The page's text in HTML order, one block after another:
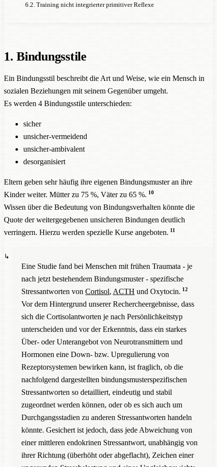
6.2. Training nicht integrierter primitiver Reflexe
1. Bindungsstile
Ein Bindungsstil beschreibt die Art und Weise, wie ein Mensch in
sozialen Beziehungen mit seinem Gegenüber umgeht.
Es werden 4 Bindungsstile unterschieden:
sicher
unsicher-vermeidend
unsicher-ambivalent
desorganisiert
Eltern geben sehr häufig ihre eigenen Bindungsmuster an ihre
Kinder weiter. Mütter zu 75 %, Väter zu 65 %. 10
Wissen über die Bedeutung von Bindungsverhalten könnte die
Quote der weitergegebenen unsicheren Bindungen deutlich
verringern. Hierzu werden spezielle Kurse angeboten. 11
Eine Studie fand bei Menschen mit frühen Traumata - je
nach jetzt bestehendem Bindungsmuster - spezifische
Stressantworten von Cortisol, ACTH und Oxytocin. 12
Vor dem Hintergrund unserer Rechercheergebnisse, dass
sich die Cortisolantworten je nach Persönlichkeitstyp
unterscheiden und vor der Erkenntnis, dass ein starkes
Über- oder Unterangebot von Neurotransmittern und
Hormonen eine Down- bzw. Upregulierung von
Rezeptorsystemen bewirken kann, ist fraglich, ob die
nachfolgend dargestellten bindungsmusterspezifischen
Stressantworten so detailliert, eindeutig und stabil
zugeordnet werden können, oder ob es sich auch um
Durchgangsstadien zu anderen Stressantworten handeln
könnte. Gesichert ist jedoch, dass jede Abweichung von
einer mittleren endokrinen Stressantwort, unabhängig von
ihrer Richtung (überhöht oder abgeflacht), Zeichen einer